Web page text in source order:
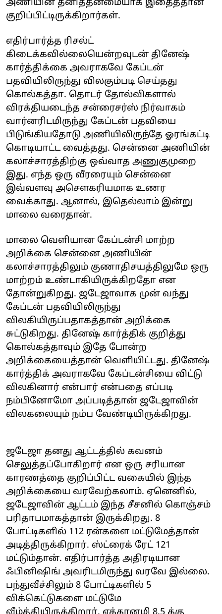
அணியின் தனித்தன்மையாக இதைத்தான்
குறிப்பிட்டிருக்கிறார்கள்.
எதிர்பார்த்த ரிசல்ட்
கிடைக்கவில்லையென்றவுடன் தினேஷ்
கார்த்திக்கை அவராகவே கேப்டன்
பதவியிலிருந்து விலகும்படி செய்தது
கொல்கத்தா. தொடர் தோல்விகளால்
விரக்தியடைந்த சன்ரைசர்ஸ் நிர்வாகம்
வார்னரிடமிருந்து கேப்டன் பதவியை
பிடுங்கியதோடு அணியிலிருந்தே ஓரங்கட்டி
கொடியாட்ட வைத்தது. சென்னை அணியின்
கலாச்சாரத்திற்கு ஒவ்வாத அணுகுமுறை
இது. எந்த ஒரு வீரரையும் சென்னை
இவ்வளவு அசௌகரியமாக உணர
வைக்காது. ஆனால், இதெல்லாம் இன்று
மாலை வரைதான்.
மாலை வெளியான கேப்டன்சி மாற்ற
அறிக்கை சென்னை அணியின்
கலாச்சாரத்திலும் குணாதிசயத்திலுமே ஒரு
மாற்றம் உண்டாகியிருக்கிறதோ என
தோன்றுகிறது. ஜடேஜாவாக முன் வந்து
கேப்டன் பதவியிலிருந்து
விலகியிருப்பதாகத்தான் அறிக்கை
சுட்டுகிறது. தினேஷ் கார்த்திக் குறித்து
கொல்கத்தாவும் இதே போன்ற
அறிக்கையைத்தான் வெளியிட்டது. தினேஷ்
கார்த்திக் அவராகவே கேப்டன்சியை விட்டு
விலகினார் என்பார் என்பதை எப்படி
நம்பினோமோ அப்படித்தான் ஜடேஜாவின்
விலகலையும் நம்ப வேண்டியிருக்கிறது.
ஜடேஜா தனது ஆட்டத்தில் கவனம்
செலுத்தப்போகிறார் என ஒரு சரியான
காரணத்தை குறிப்பிட்ட வகையில் இந்த
அறிக்கையை வரவேற்கலாம். ஏனெனில்,
ஜடேஜாவின் ஆட்டம் இந்த சீசனில் கொஞ்சம்
பரிதாபமாகத்தான் இருக்கிறது. 8
போட்டிகளில் 112 ரன்களை மட்டுமேத்தான்
அடித்திருக்கிறார். ஸ்ட்ரைக் ரேட் 121
மட்டும்தான். எதிர்பார்த்த அதிரடியான
ஃபினிஷிங் அவரிடமிருந்து வரவே இல்லை.
பந்துவீச்சிலும் 8 போட்டிகளில் 5
விக்கெட்டுகளை மட்டுமே